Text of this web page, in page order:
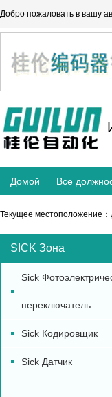
Добро пожаловать в вашу
Домой Все
Текущее местоположение：
SICK Зона
Sick
переключатель
Sick Кодировщик
Sick Датчик